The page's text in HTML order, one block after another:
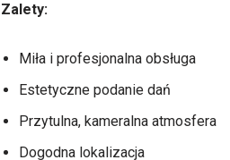
Zalety:
Miła i profesjonalna obsługa
Estetyczne podanie dań
Przytulna, kameralna atmosfera
Dogodna lokalizacja